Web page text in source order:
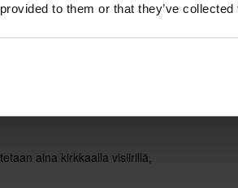
to them or that they’ve
siitä, että Nexx seisoo
aina kirkkaalla visiirillä,
80,99 €